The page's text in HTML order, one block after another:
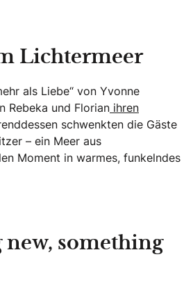
Lichtermeer
als Liebe“ von Yvonne
Rebeka und Florian ihren
schwenkten die Gäste
– ein Meer aus
Moment in warmes, funkelndes
new, something